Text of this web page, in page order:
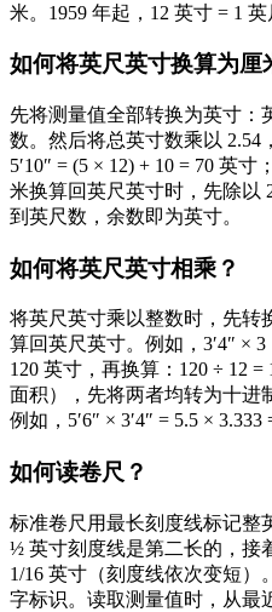
米。1959 年起，12 英寸 = 1
如何将英尺英寸换算为厘
先将测量值全部转换为英寸：
数。然后将总英寸数乘以 2.54
5′10″ = (5 × 12) + 10 = 70 英
米换算回英尺英寸时，先除以
到英尺数，余数即为英寸。
如何将英尺英寸相乘？
将英尺英寸乘以整数时，先转
算回英尺英寸。例如，3′4″ ×
120 英寸，再换算：120 ÷ 12
面积），先将两者均转为十进
例如，5′6″ × 3′4″ = 5.5 × 3.333
如何读卷尺？
标准卷尺用最长刻度线标记整
½ 英寸刻度线是第二长的，接
1/16 英寸（刻度线依次变短
字标识。读取测量值时，从最